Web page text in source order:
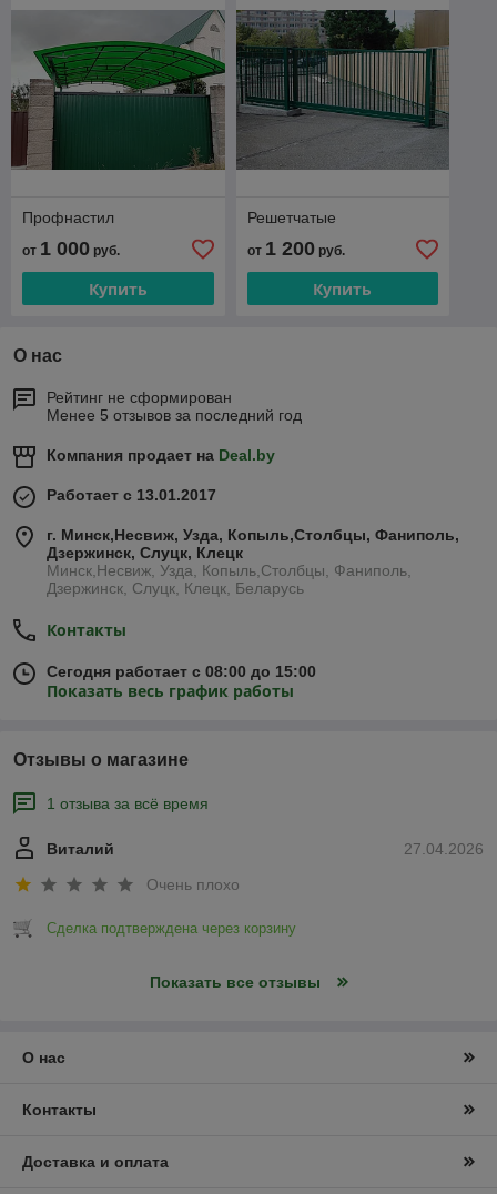
Профнастил
от 1 000 руб.
Купить
Решетчатые
от 1 200руб.
Купить
О нас
Рейтинг не сформирован
Менее 5 отзывов за последний год
Компания продает на Deal.by
Работает с 13.01.2017
г. Минск,Несвиж, Узда, Копыль,Столбцы, Фаниполь,
Дзержинск, Слуцк, Клецк
Минск,Несвиж, Узда, Копыль,Столбцы, Фаниполь,
Дзержинск, Слуцк, Клецк, Беларусь
Контакты
Сегодня работает с 08:00 до 15:00
Показать весь график работы
Отзывы о магазине
1 отзыва за всё время
27.04.2026
Виталий
Очень плохо
Сделка подтверждена через корзину
Показать все отзывы
О нас
Контакты
Доставка и оплата